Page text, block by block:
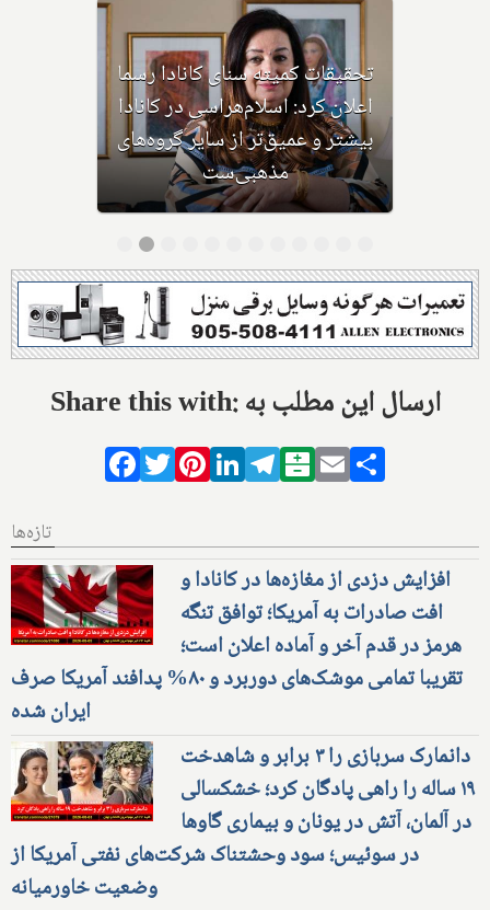
پلیس، محسن بیانی ۴۷ ساله که متهم
به حمله و شرارت از روی نفرت در
حمله به مسجدی در شمال
تورنتوست را دستگیر و آزاد کرد
Share this with: ارسال این مطلب به
Facebook
TwitterPinterestLinkedIn
Telegram
Balatarin
Email
تازه‌ها
افزایش دزدی از مغازه‌ها در کانادا و
افت صادرات به آمریکا؛ توافق تنگه
هرمز در قدم آخر و آماده اعلان است؛
تقریبا تمامی موشک‌های دوربرد و ۸۰% پدافند آمریکا صرف
ایران شده
دانمارک سربازی را ۳ برابر و شاهدخت
۱۹ ساله را راهی پادگان کرد؛ خشکسالی
در آلمان، آتش در یونان و بیماری گاوها
در سوئیس؛ سود وحشتناک شرکت‌های نفتی آمریکا از
وضعیت خاورمیانه